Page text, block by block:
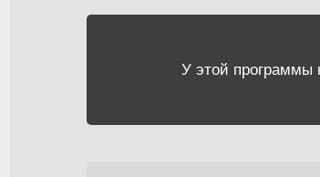
У этой программы